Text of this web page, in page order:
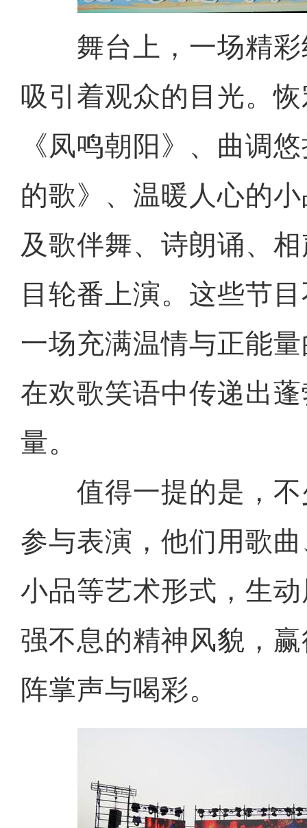
舞台上，一场精彩
吸引着观众的目光。
《凤鸣朝阳》、曲调
的歌》、温暖人心的
及歌伴舞、诗朗诵、
目轮番上演。这些节
一场充满温情与正能
在欢歌笑语中传递出
量。
值得一提的是，不
参与表演，他们用歌
小品等艺术形式，生
强不息的精神风貌，
阵掌声与喝彩。